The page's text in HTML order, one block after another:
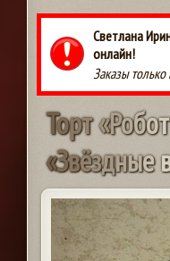
Светлана
онлайн!
Заказы
Торт«Робот
«Звёздные